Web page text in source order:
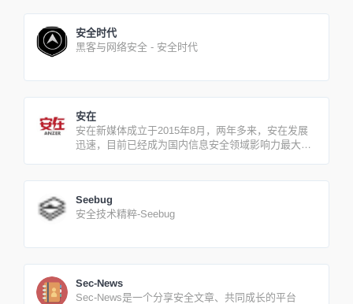
安全时代
黑客与网络安全 - 安全时代
安在
安在新媒体成立于2015年8月，两年多来，安在发展
迅速，目前已经成为国内信息安全领域影响力最大的
Seebug
安全技术精粹-Seebug
Sec-News
Sec-News是一个分享安全文章、共同成长的平台